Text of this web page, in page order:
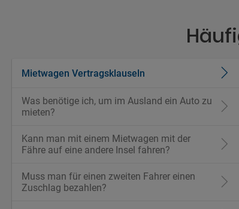
Mietwagen Vertragsklauseln
Was benötige ich, um im Ausland ein Auto zu
mieten?
Kann man mit einem Mietwagen mit der
Fähre auf eine andere Insel fahren?
Muss man für einen zweiten Fahrer einen
Zuschlag bezahlen?